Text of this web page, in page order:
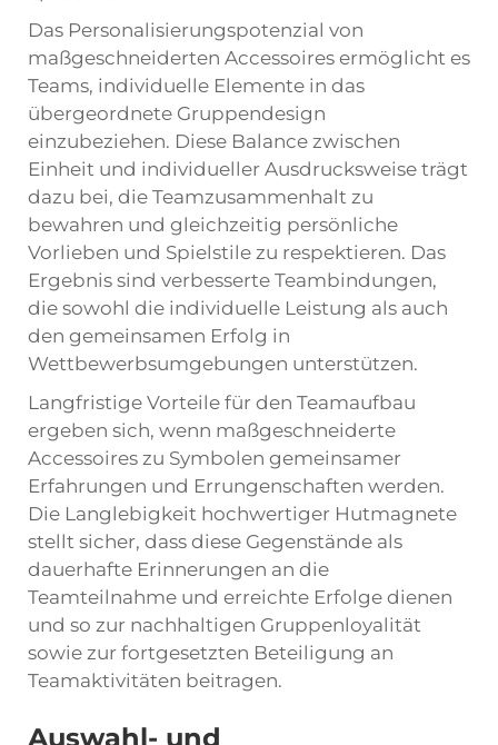
Das Personalisierungspotenzial von
maßgeschneiderten Accessoires ermöglicht es
Teams, individuelle Elemente in das
übergeordnete Gruppendesign
einzubeziehen. Diese Balance zwischen
Einheit und individueller Ausdrucksweise trägt
dazu bei, die Teamzusammenhalt zu
bewahren und gleichzeitig persönliche
Vorlieben und Spielstile zu respektieren. Das
Ergebnis sind verbesserte Teambindungen,
die sowohl die individuelle Leistung als auch
den gemeinsamen Erfolg in
Wettbewerbsumgebungen unterstützen.
Langfristige Vorteile für den Teamaufbau
ergeben sich, wenn maßgeschneiderte
Accessoires zu Symbolen gemeinsamer
Erfahrungen und Errungenschaften werden.
Die Langlebigkeit hochwertiger Hutmagnete
stellt sicher, dass diese Gegenstände als
dauerhafte Erinnerungen an die
Teamteilnahme und erreichte Erfolge dienen
und so zur nachhaltigen Gruppenloyalität
sowie zur fortgesetzten Beteiligung an
Teamaktivitäten beitragen.
Auswahl- und